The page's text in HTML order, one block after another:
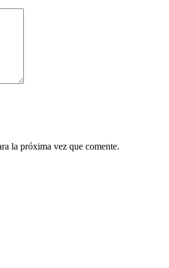
la próxima vez que comente.